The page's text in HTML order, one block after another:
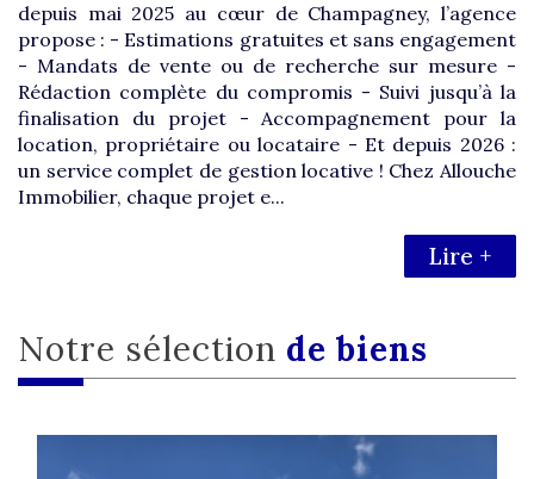
depuis mai 2025 au cœur de Champagney, l’agence
propose : - Estimations gratuites et sans engagement
- Mandats de vente ou de recherche sur mesure -
Rédaction complète du compromis - Suivi jusqu’à la
finalisation du projet - Accompagnement pour la
location, propriétaire ou locataire - Et depuis 2026 :
un service complet de gestion locative ! Chez Allouche
Immobilier, chaque projet e...
Lire +
Notre sélection de biens